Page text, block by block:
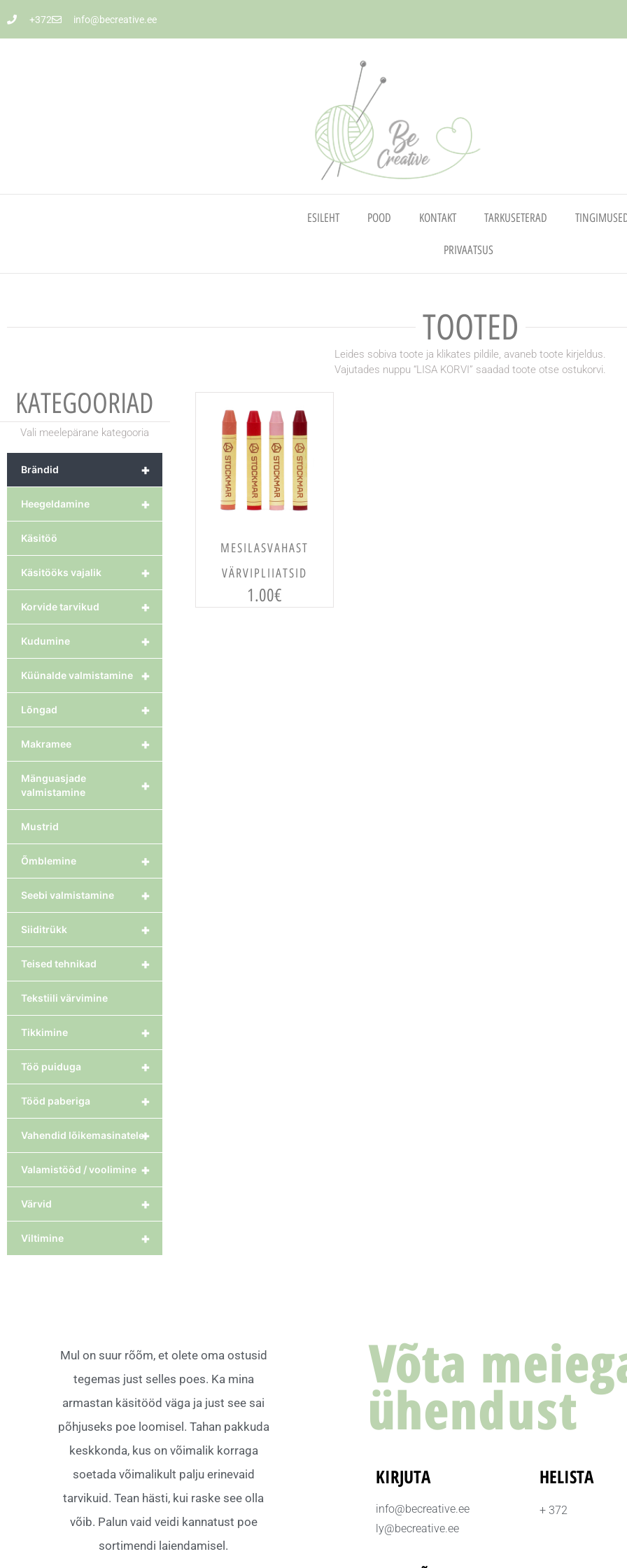
+372 info@becreative.ee
ESILEHT POOD KONTAKT TARKUSETERAD
PRIVAATSUS
TOOTED
Leides sobiva toote ja klikates pildile, avaneb toote kirjeldus.
Vajutades nuppu “LISA KORVI” saadad toote otse ostukorvi.
KATEGOORIAD
Vali meelepärane kategooria
+
Brändid
+
Heegeldamine
Käsitöö
+
Käsitööks vajalik
+
Korvide tarvikud
+
Kudumine
+
Küünalde valmistamine
+
Lõngad
+
Makramee
+
Mänguasjade
valmistamine
Mustrid
+
Õmblemine
+
Seebi valmistamine
+
Siiditrükk
+
Teised tehnikad
Tekstiili värvimine
+
Tikkimine
+
Töö puiduga
+
Tööd paberiga
+
Vahendid lõikemasinatele
+
Valamistööd / voolimine
+
Värvid
+
Viltimine
VALI
MESILASVAHAST
VÄRVIPLIIATSID
1.00€
Mul on suur rõõm, et olete oma ostusid
tegemas just selles poes. Ka mina
armastan käsitööd väga ja just see sai
põhjuseks poe loomisel. Tahan pakkuda
keskkonda, kus on võimalik korraga
soetada võimalikult palju erinevaid
tarvikuid. Tean hästi, kui raske see olla
võib. Palun vaid veidi kannatust poe
sortimendi laiendamisel.
Võta
ühendust
KIRJUTA
info@becreative.ee
ly@becreative.ee
HELISTA
+ 372